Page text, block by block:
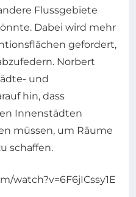
Flussgebiete
Dabei wird mehr
gefordert,
Norbert
und
hin, dass
Innenstädten
müssen, um Räume
schaffen.
watch?v=6F6jICssy1E